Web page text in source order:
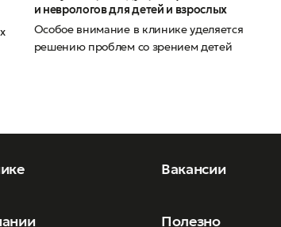
и неврологов для детей и взрослых
Особое внимание в клинике уделяется
решению проблем со зрением детей
Вакансии
Полезно